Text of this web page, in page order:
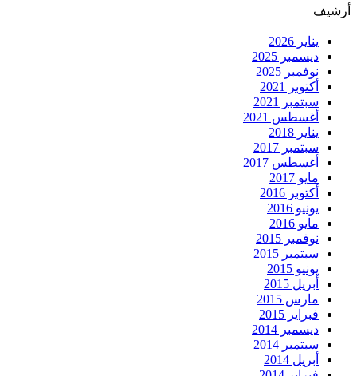
أرشيف
يناير 2026
ديسمبر 2025
نوفمبر 2025
أكتوبر 2021
سبتمبر 2021
أغسطس 2021
يناير 2018
سبتمبر 2017
أغسطس 2017
مايو 2017
أكتوبر 2016
يونيو 2016
مايو 2016
نوفمبر 2015
سبتمبر 2015
يونيو 2015
أبريل 2015
مارس 2015
فبراير 2015
ديسمبر 2014
سبتمبر 2014
أبريل 2014